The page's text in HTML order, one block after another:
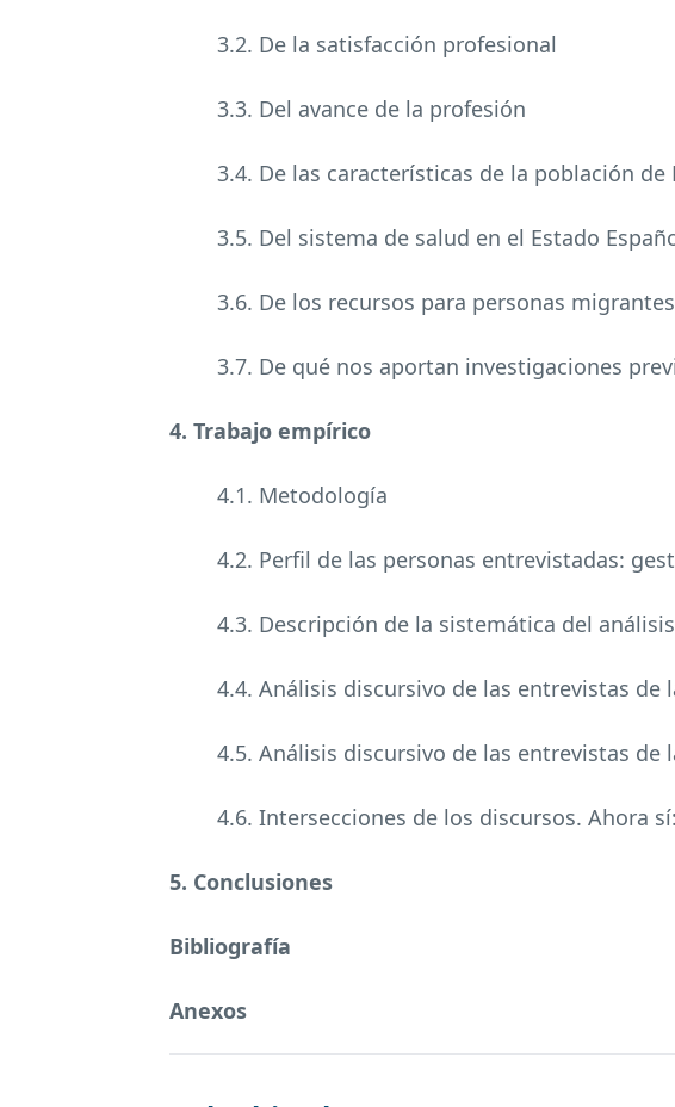
3.2. De la satisfacción profesional
3.3. Del avance de la profesión
3.4. De las características de la población de
3.5. Del sistema de salud en el Estado
3.6. De los recursos para personas migrantes
3.7. De qué nos aportan investigaciones
4. Trabajo empírico
4.1. Metodología
4.2. Perfil de las personas entrevistadas:
4.3. Descripción de la sistemática del
4.4. Análisis discursivo de las entrevistas de
4.5. Análisis discursivo de las entrevistas de
4.6. Intersecciones de los discursos. Ahora
5. Conclusiones
Bibliografía
Anexos